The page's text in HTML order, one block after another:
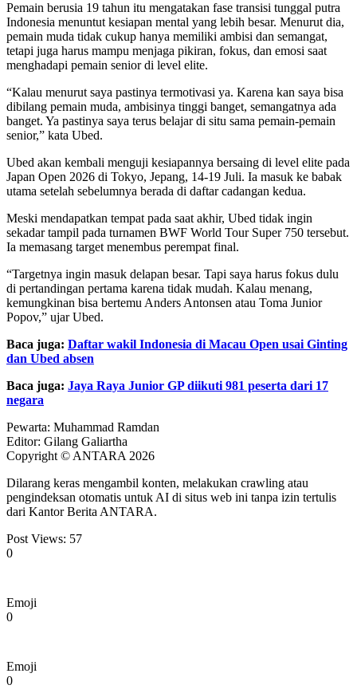
Pemain berusia 19 tahun itu mengatakan fase transisi tunggal putra
Indonesia menuntut kesiapan mental yang lebih besar. Menurut dia,
pemain muda tidak cukup hanya memiliki ambisi dan semangat,
tetapi juga harus mampu menjaga pikiran, fokus, dan emosi saat
menghadapi pemain senior di level elite.
“Kalau menurut saya pastinya termotivasi ya. Karena kan saya bisa
dibilang pemain muda, ambisinya tinggi banget, semangatnya ada
banget. Ya pastinya saya terus belajar di situ sama pemain-pemain
senior,” kata Ubed.
Ubed akan kembali menguji kesiapannya bersaing di level elite pada
Japan Open 2026 di Tokyo, Jepang, 14-19 Juli. Ia masuk ke babak
utama setelah sebelumnya berada di daftar cadangan kedua.
Meski mendapatkan tempat pada saat akhir, Ubed tidak ingin
sekadar tampil pada turnamen BWF World Tour Super 750 tersebut.
Ia memasang target menembus perempat final.
“Targetnya ingin masuk delapan besar. Tapi saya harus fokus dulu
di pertandingan pertama karena tidak mudah. Kalau menang,
kemungkinan bisa bertemu Anders Antonsen atau Toma Junior
Popov,” ujar Ubed.
Baca juga: Daftar wakil Indonesia di Macau Open usai Ginting
dan Ubed absen
Baca juga: Jaya Raya Junior GP diikuti 981 peserta dari 17
negara
Pewarta: Muhammad Ramdan
Editor: Gilang Galiartha
Copyright © ANTARA 2026
Dilarang keras mengambil konten, melakukan crawling atau
pengindeksan otomatis untuk AI di situs web ini tanpa izin tertulis
dari Kantor Berita ANTARA.
Post Views: 57
0
Emoji
0
Emoji
0